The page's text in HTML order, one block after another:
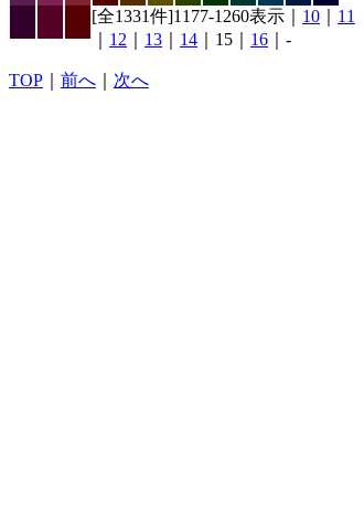
[全1331件]1177-1260表示｜ 10
11
12 13 14 ｜15｜ 16 ｜-
TOP 前へ 次へ